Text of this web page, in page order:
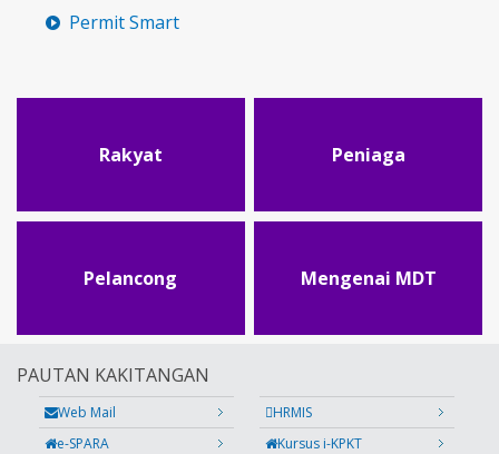
Permit Smart
Rakyat Peniaga
Pelancong Mengenai MDT
PAUTAN KAKITANGAN
Web Mail
HRMIS
e-SPARA
Kursus i-KPKT